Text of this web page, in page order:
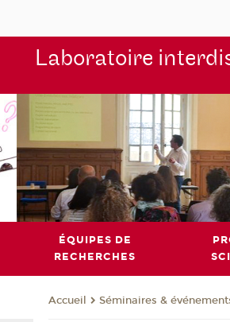
Laboratoire
ÉQUIPES DE
RECHERCHES
Accueil Séminaires &